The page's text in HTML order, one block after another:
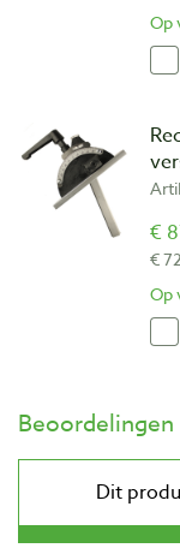
Op
€
€
Op
Beoordelingen